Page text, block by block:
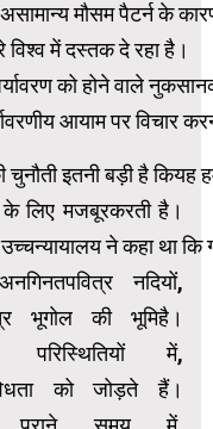
असामान्य मौसम पैटर्न के
विश्व में दस्तक दे रहा है।
को होने वाले
आयाम पर विचार
चुनौती इतनी बड़ी है कियह
के लिए मजबूरकरती है।
ने कहा था
नदियों,
भूगोल की भूमिहै।
में,
को जोड़ते हैं।